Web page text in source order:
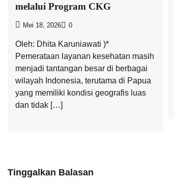
melalui Program CKG
Mei 18, 2026 0
Oleh: Dhita Karuniawati )*
Pemerataan layanan kesehatan masih
menjadi tantangan besar di berbagai
wilayah Indonesia, terutama di Papua
yang memiliki kondisi geografis luas
dan tidak […]
Tinggalkan Balasan